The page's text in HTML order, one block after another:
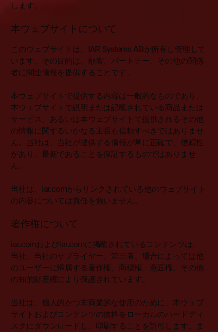
します。
本ウェブサイトについて
このウェブサイトは、IAR Systems ABが所有し管理して
います。その目的は、顧客、パートナー、その他の関係
者に関連情報を提供することです。
本ウェブサイトで提供する内容は一般的なものであり、
本ウェブサイトで説明または記載されている商品または
サービス、あるいは本ウェブサイトで提供されるその他
の情報に関するいかなる主張も信頼すべきではありませ
ん。当社は、当社が提供する情報が常に正確で、信頼性
があり、最新であることを保証するものではありませ
ん。
当社は、iar.comからリンクされている他のウェブサイト
の内容については責任を負いません。
著作権について
iar.comおよびiar.comに掲載されているコンテンツは、
当社、当社のサプライヤー、第三者、場合によっては他
のユーザーに帰属する著作権、商標権、意匠権、その他
の知的財産権により保護されています。
当社は、個人的かつ非商業的な使用のために、本ウェブ
サイトおよびコンテンツの抜粋をローカルのハードディ
スクにダウンロードし、印刷することを許可します。ま